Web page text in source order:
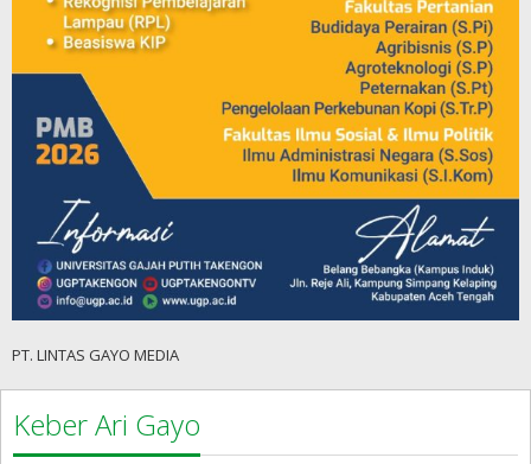
PT. LINTAS GAYO MEDIA
Keber Ari Gayo